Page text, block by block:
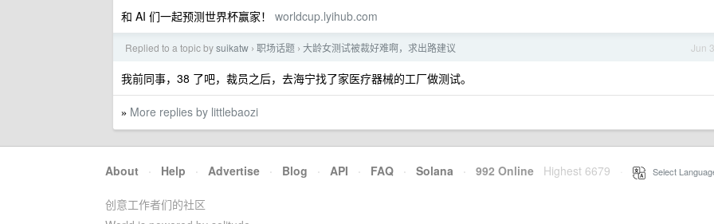
和 AI 们一起预测世界杯赢家！ worldcup.lyihub.com
Jun 3
Replied to a topic bysuikatw › 职场话题 › 大龄女测试被裁好难啊，求出路建议
我前同事，38 了吧，裁员之后，去海宁找了家医疗器械的工厂做测试。
» More replies by littlebaozi
About · Help · Advertise · Blog · API · FAQ · Solana · 992 Online Highest 6679 Select
创意工作者们的社区